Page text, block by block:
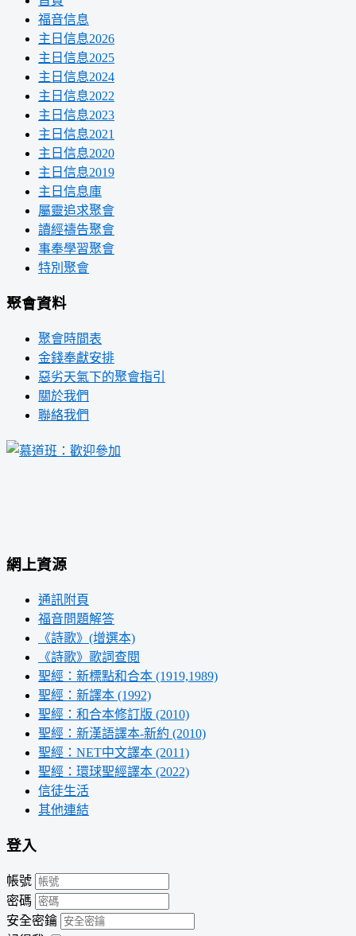
福音信息
主日信息2026
主日信息2025
主日信息2024
主日信息2022
主日信息2023
主日信息2021
主日信息2020
主日信息2019
主日信息庫
屬靈追求聚會
讀經禱告聚會
事奉學習聚會
特別聚會
聚會資料
聚會時間表
金錢奉獻安排
惡劣天氣下的聚會指引
關於我們
聯絡我們
網上資源
通訊附頁
福音問題解答
《詩歌》(增選本)
《詩歌》歌詞查閱
聖經：新標點和合本 (1919,1989)
聖經：新譯本 (1992)
聖經：和合本修訂版 (2010)
聖經：新漢語譯本-新約 (2010)
聖經：NET中文譯本 (2011)
聖經：環球聖經譯本 (2022)
信徒生活
其他連結
登入
帳號
密碼
安全密鑰